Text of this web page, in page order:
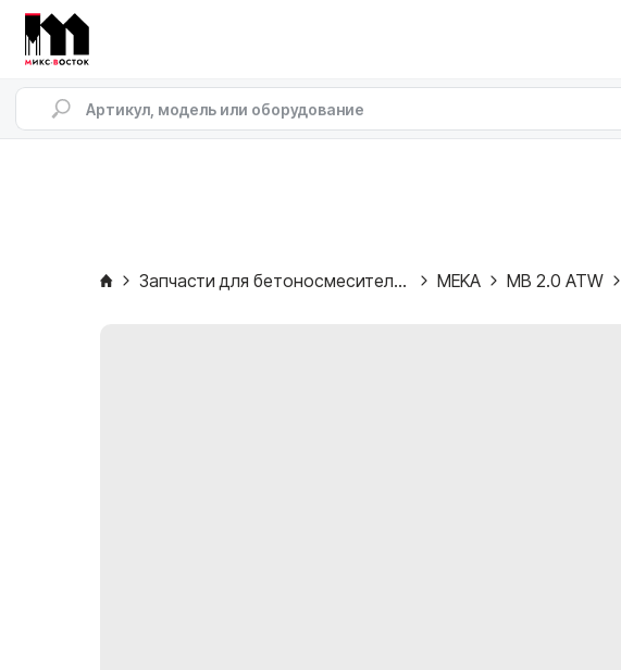
Запчасти для бетоносмесителей MEKA MB 2.0 ATW